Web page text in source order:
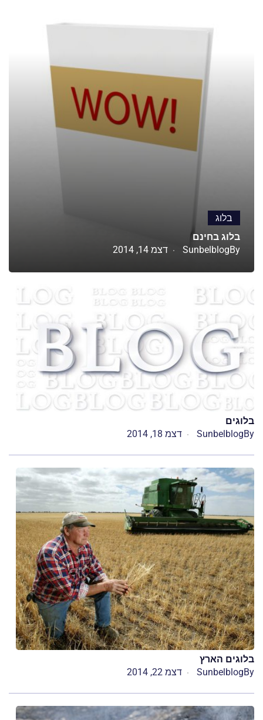
בלוג
בלוג בחינם
By
Sunbelblog דצמ 14, 2014
בלוגים
By
Sunbelblog דצמ 18, 2014
בלוגים הארץ
By
Sunbelblog דצמ 22, 2014